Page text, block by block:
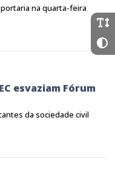
na quarta-feira
esvaziam Fórum
da sociedade civil